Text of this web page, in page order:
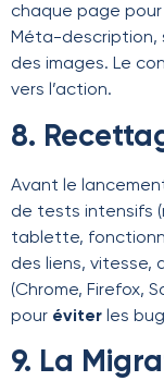
chaque page
Méta-description,
des images. Le
vers l’action.
8.
Avant le
de tests intensifs
tablette,
des liens, vitesse,
(Chrome, Firefox,
pour éviter les
9. La